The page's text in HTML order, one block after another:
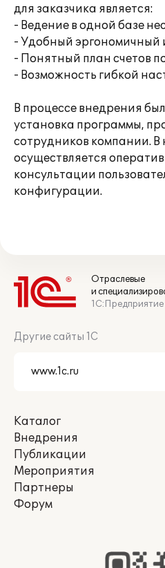
для заказчика является:
- Ведение в одной базе
- Удобный эргономичный
- Понятный план счетов
- Возможность гибкой
В процессе внедрения
установка программы,
сотрудников компании. В
осуществляется
консультации
конфигурации.
Отраслевые
и
1С:Предприятие
Другие сайты 1С
Каталог
Внедрения
Публикации
Мероприятия
Партнеры
Форум